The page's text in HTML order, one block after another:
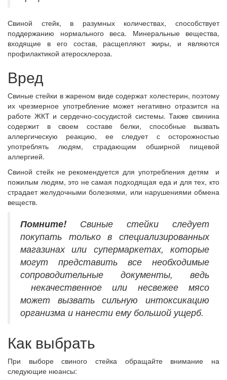
Свиной стейк, в разумных количествах, способствует
поддержанию нормального веса. Минеральные вещества,
входящие в его состав, расщепляют жиры, и являются
профилактикой атеросклероза.
Вред
Свиные стейки в жареном виде содержат холестерин, поэтому
их чрезмерное употребление может негативно отразится на
работе ЖКТ и сердечно-сосудистой системы. Также свинина
содержит в своем составе белки, способные вызвать
аллергическую реакцию, ее следует с осторожностью
употреблять людям, страдающим обширной пищевой
аллергией.
Свиной стейк не рекомендуется для употребления детям и
пожилым людям, это не самая подходящая еда и для тех, кто
страдает желудочными болезнями, или нарушениями обмена
веществ.
Помните!Свиные стейки следует
покупать только в специализированных
магазинах или супермаркетах, которые
могут представить все необходимые
сопроводительные документы, ведь
некачественное или несвежее мясо
может вызвать сильную интоксикацию
организма и нанести ему большой ущерб.
Как выбрать
При выборе свиного стейка обращайте внимание на
следующие нюансы: